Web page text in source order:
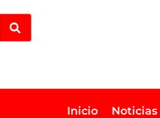
Inicio Noticias